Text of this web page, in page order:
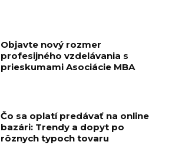
Objavte nový rozmer
profesijného vzdelávania s
prieskumami Asociácie MBA
Čo sa oplatí predávať na online
bazári: Trendy a dopyt po
rôznych typoch tovaru